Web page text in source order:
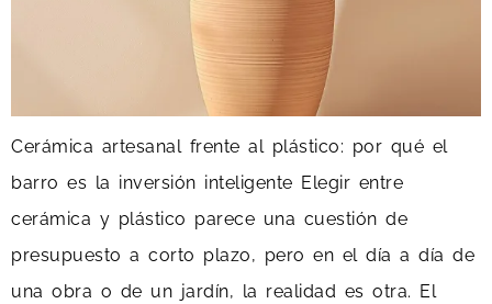
Cerámica artesanal frente al plástico: por qué el
barro es la inversión inteligente Elegir entre
cerámica y plástico parece una cuestión de
presupuesto a corto plazo, pero en el día a día de
una obra o de un jardín, la realidad es otra. El